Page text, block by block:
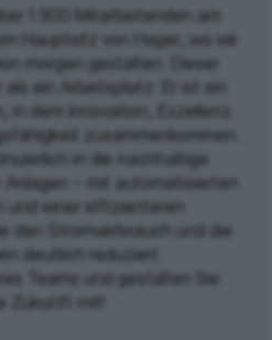
1.900 Mitarbeitenden am
Hauptsitz von Hager, wo wir
morgen gestalten. Dieser
ein Arbeitsplatz: Er ist ein
in dem Innovation, Exzellenz
zusammenkommen.
in die nachhaltige
Anlagen – mit automatisierten
und einer effizienteren
den Stromverbrauch und die
deutlich reduziert.
Teams und gestalten Sie